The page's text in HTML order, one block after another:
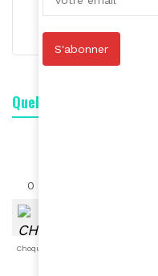
Quelle est votre
0
Choqué
S'abonner